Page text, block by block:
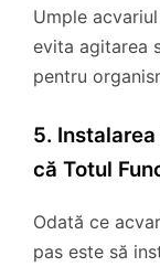
Umple
evita agitarea
pentru
5.
că Totul
Odată ce
pas este să